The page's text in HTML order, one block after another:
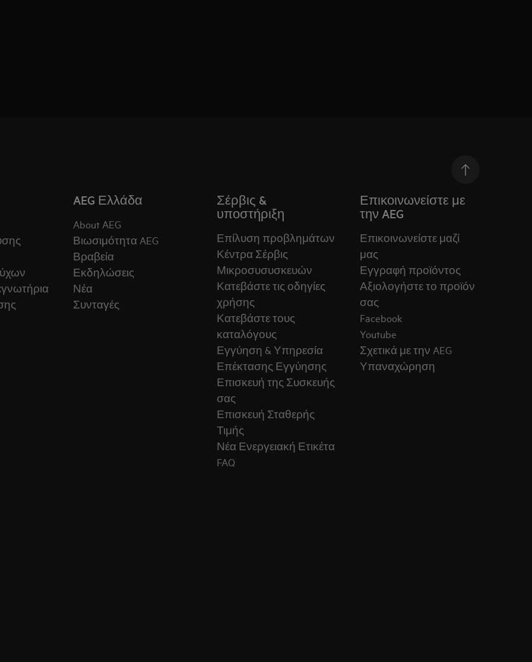
AEG Ελλάδα
About AEG
Βιωσιμότητα AEG
Βραβεία
Εκδηλώσεις
Νέα
Συνταγές
Σέρβις &
υποστήριξη
Επίλυση προβλημάτων
Κέντρα Σέρβις
Μικροσυσυσκευών
Κατεβάστε τις οδηγίες
χρήσης
Κατεβάστε τους
καταλόγους
Εγγύηση & Υπηρεσία
Επέκτασης Εγγύησης
Επισκευή της Συσκευής
σας
Επισκευή Σταθερής
Τιμής
Νέα Ενεργειακή Ετικέτα
FAQ
Επικοινωνείστε με
την AEG
Επικοινωνείστε μαζί
μας
Εγγραφή προϊόντος
Αξιολογήστε το προϊόν
σας
Facebook
Youtube
Σχετικά με την AEG
Υπαναχώρηση